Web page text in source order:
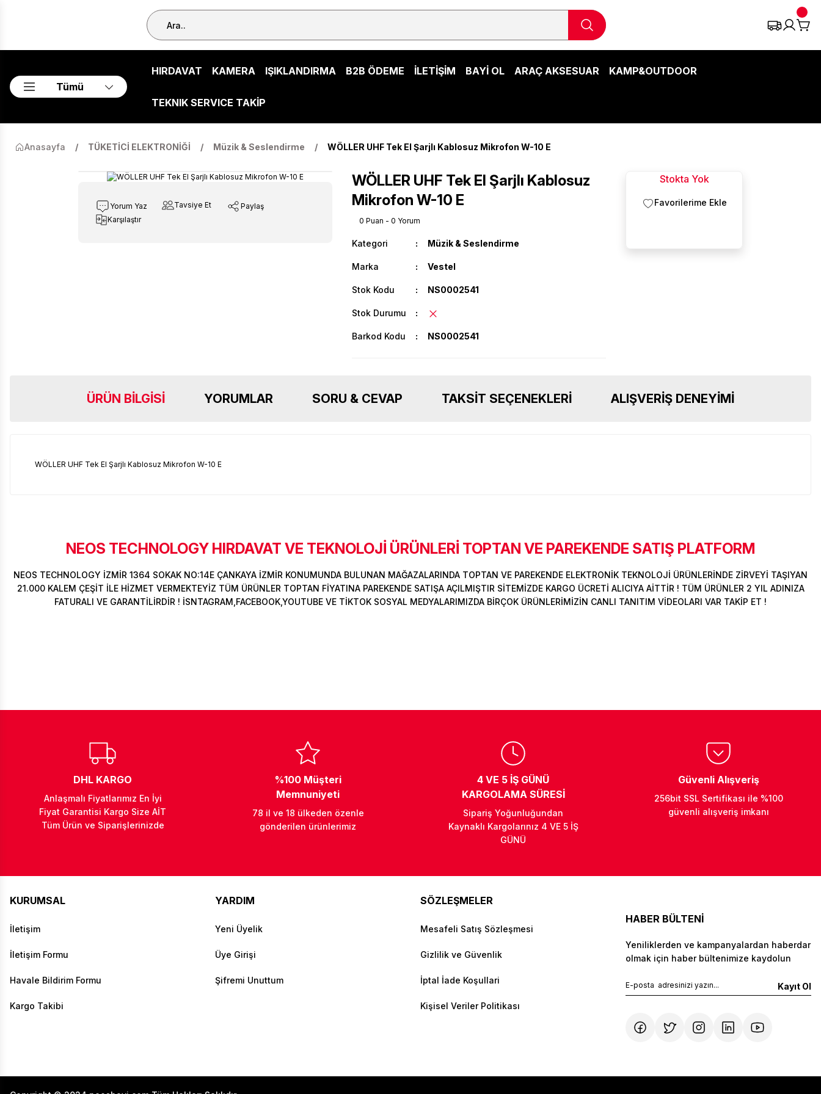
Tümü
HIRDAVAT KAMERA IŞIKLANDIRMA B2B ÖDEME İLETİŞİM BAYİ OL ARAÇ AKSESUAR KAMP&OUTDOOR
TEKNIK SERVICE TAKİP
Anasayfa TÜKETİCİ ELEKTRONİĞİ Müzik & Seslendirme WÖLLER UHF Tek El Şarjlı Kablosuz Mikrofon W-10 E
Yorum Yaz Tavsiye Et
Paylaş
Karşılaştır
WÖLLER UHF Tek El Şarjlı Kablosuz
Mikrofon W-10 E
0 Puan - 0 Yorum
Kategori Müzik & Seslendirme
Marka Vestel
Stok Kodu NS0002541
Stok Durumu
Barkod Kodu NS0002541
Stokta Yok
ÜRÜN BILGISI YORUMLAR SORU & CEVAP TAKSIT SEÇENEKLERI ALIŞVERIŞ DENEYIMI
WÖLLER UHF Tek El Şarjlı Kablosuz Mikrofon W-10 E
Bu ürüne ilk yorumu siz yapın!
Yorum Yaz
Ürün hakkında henüz soru sorulmamış.
Soru Sor
Sitemize ilk yorumu siz yapın!
Deneyimini Paylaş
NEOS TECHNOLOGY HIRDAVAT VE TEKNOLOJİ ÜRÜNLERİ TOPTAN VE PAREKENDE SATIŞ PLATFORM
NEOS TECHNOLOGY İZMİR 1364 SOKAK NO:14E ÇANKAYA İZMİR KONUMUNDA BULUNAN MAĞAZALARINDA TOPTAN VE PAREKENDE ELEKTRONİK TEKNOLOJİ ÜRÜNLERİNDE ZİRVEYİ TAŞIYAN
21.000 KALEM ÇEŞİT İLE HİZMET VERMEKTEYİZ TÜM ÜRÜNLER TOPTAN FİYATINA PAREKENDE SATIŞA AÇILMIŞTIR SİTEMİZDE KARGO ÜCRETİ ALICIYA AİTTİR ! TÜM ÜRÜNLER 2 YIL ADINIZA
FATURALI VE GARANTİLİRDİR ! İSNTAGRAM,FACEBOOK,YOUTUBE VE TİKTOK SOSYAL MEDYALARIMIZDA BİRÇOK ÜRÜNLERİMİZİN CANLI TANITIM VİDEOLARI VAR TAKİP ET !
DHL KARGO
Anlaşmalı Fiyatlarımız En İyi
Fiyat Garantisi Kargo Size AİT
Tüm Ürün ve Siparişlerinizde
%100 Müşteri
Memnuniyeti
78 il ve 18 ülkeden özenle
gönderilen ürünlerimiz
4 VE 5 İŞ GÜNÜ
KARGOLAMA SÜRESİ
Sipariş Yoğunluğundan
Kaynaklı Kargolarınız 4 VE 5 İŞ
GÜNÜ
Güvenli Alışveriş
256bit SSL Sertifikası ile %100
güvenli alışveriş imkanı
KURUMSAL
İletişim
İletişim Formu
Havale Bildirim Formu
Kargo Takibi
YARDIM
Yeni Üyelik
Üye Girişi
Şifremi Unuttum
SÖZLEŞMELER
Mesafeli Satış Sözleşmesi
Gizlilik ve Güvenlik
İptal İade Koşullari
Kişisel Veriler Politikası
HABER BÜLTENİ
Yeniliklerden ve kampanyalardan haberdar
olmak için haber bültenimize kaydolun
Kayıt Ol